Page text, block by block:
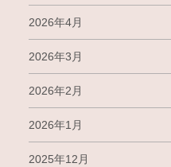
2026年4月
2026年3月
2026年2月
2026年1月
2025年12月